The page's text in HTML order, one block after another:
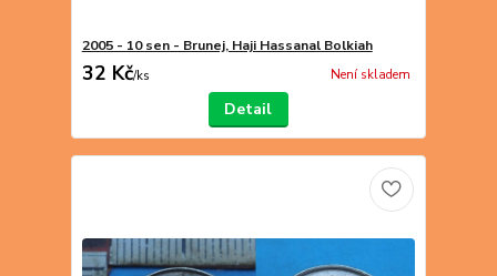
2005 - 10 sen - Brunej, Haji Hassanal Bolkiah
32 Kč/ks Není skladem
Detail